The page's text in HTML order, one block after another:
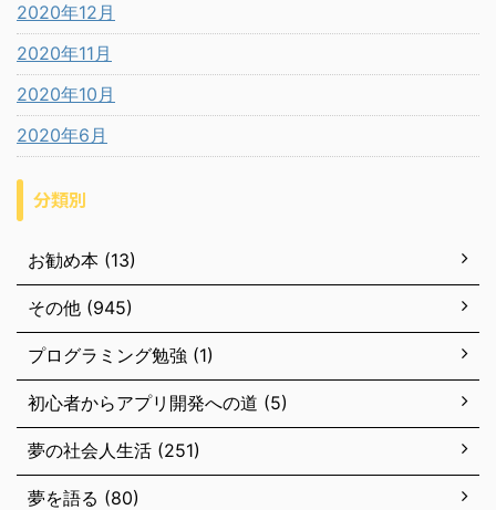
2020年12月
2020年11月
2020年10月
2020年6月
分類別
お勧め本 (13)
その他 (945)
プログラミング勉強 (1)
初心者からアプリ開発への道 (5)
夢の社会人生活 (251)
夢を語る (80)